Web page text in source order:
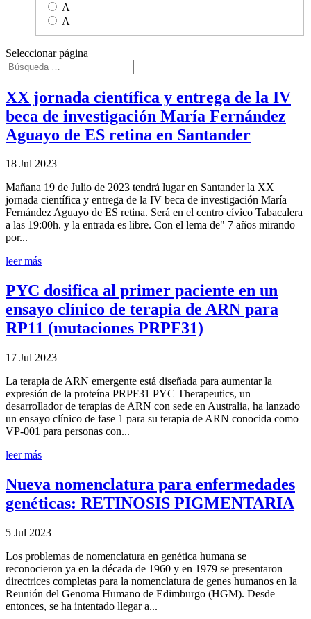
A
A
Seleccionar página
XX jornada científica y entrega de la IV
beca de investigación María Fernández
Aguayo de ES retina en Santander
18 Jul 2023
Mañana 19 de Julio de 2023 tendrá lugar en Santander la XX
jornada científica y entrega de la IV beca de investigación María
Fernández Aguayo de ES retina. Será en el centro cívico Tabacalera
a las 19:00h. y la entrada es libre. Con el lema de" 7 años mirando
por...
leer más
PYC dosifica al primer paciente en un
ensayo clínico de terapia de ARN para
RP11 (mutaciones PRPF31)
17 Jul 2023
La terapia de ARN emergente está diseñada para aumentar la
expresión de la proteína PRPF31 PYC Therapeutics, un
desarrollador de terapias de ARN con sede en Australia, ha lanzado
un ensayo clínico de fase 1 para su terapia de ARN conocida como
VP-001 para personas con...
leer más
Nueva nomenclatura para enfermedades
genéticas: RETINOSIS PIGMENTARIA
5 Jul 2023
Los problemas de nomenclatura en genética humana se
reconocieron ya en la década de 1960 y en 1979 se presentaron
directrices completas para la nomenclatura de genes humanos en la
Reunión del Genoma Humano de Edimburgo (HGM). Desde
entonces, se ha intentado llegar a...